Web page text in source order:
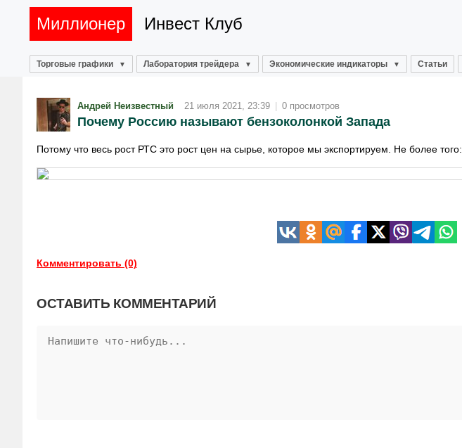
Миллионер Инвест Клуб
Торговые графики Лаборатория трейдера Экономические индикаторы Статьи
Андрей Неизвестный 21 июля 2021, 23:39 | 0 просмотров
Почему Россию называют бензоколонкой Запада
Потому что весь рост РТС это рост цен на сырье, которое мы экспортируем. Не более того:
Комментировать (0)
ОСТАВИТЬ КОММЕНТАРИЙ